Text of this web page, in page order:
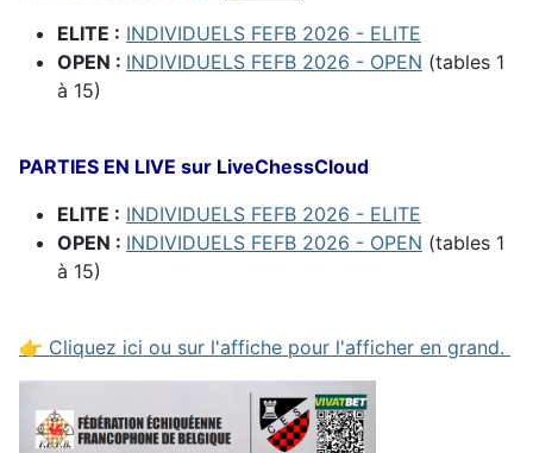
ELITE : INDIVIDUELS FEFB 2026 - ELITE
OPEN : INDIVIDUELS FEFB 2026 - OPEN (tables 1
à 15)
PARTIES EN LIVE sur LiveChessCloud
ELITE : INDIVIDUELS FEFB 2026 - ELITE
OPEN : INDIVIDUELS FEFB 2026 - OPEN (tables 1
à 15)
👉 Cliquez ici ou sur l'affiche pour l'afficher en grand.